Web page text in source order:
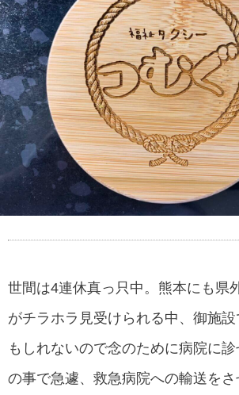
世間は4連休真っ只中。熊本にも県
がチラホラ見受けられる中、御施
もしれないので念のために病院に
の事で急遽、救急病院への輸送を